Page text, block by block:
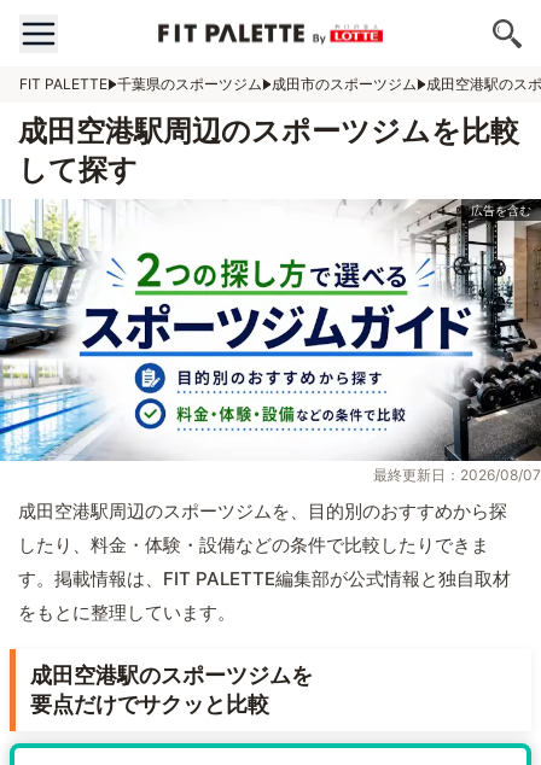
FIT PALETTE 千葉県のスポーツジム 成田市のスポーツジム 成田空港駅のス
成田空港駅周辺のスポーツジムを比較
して探す
最終更新日：2026/08/07
成田空港駅周辺のスポーツジムを、目的別のおすすめから探
したり、料金・体験・設備などの条件で比較したりできま
す。掲載情報は、FIT PALETTE編集部が公式情報と独自取材
をもとに整理しています。
成田空港駅のスポーツジムを
要点だけでサクッと比較